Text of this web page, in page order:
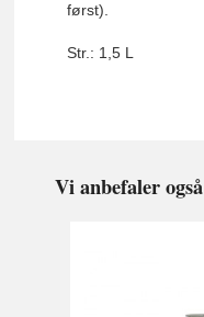
først).
Str.: 1,5 L
Vi anbefaler også